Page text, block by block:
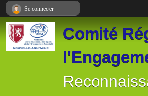
Comité
Se connecter
Panneau de gestion des cookies